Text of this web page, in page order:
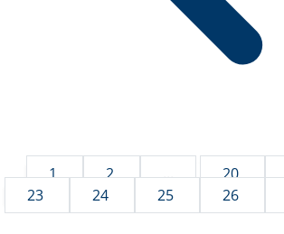
1 2 ... 20
23
24 25 26